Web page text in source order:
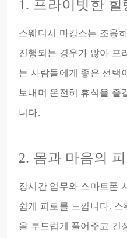
1. 프라이빗한 힐
스웨디시 마캉스는 조용
진행되는 경우가 많아 프
는 사람들에게 좋은 선택
보내며 온전히 휴식을 즐
니다.
2. 몸과 마음의
장시간 업무와 스마트폰
쉽게 피로를 느낍니다.
을 부드럽게 풀어주고 긴